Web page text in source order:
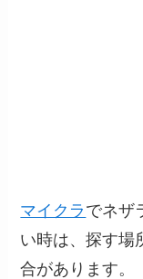
マイクラ でネザ
い時は、探す場
合があります。